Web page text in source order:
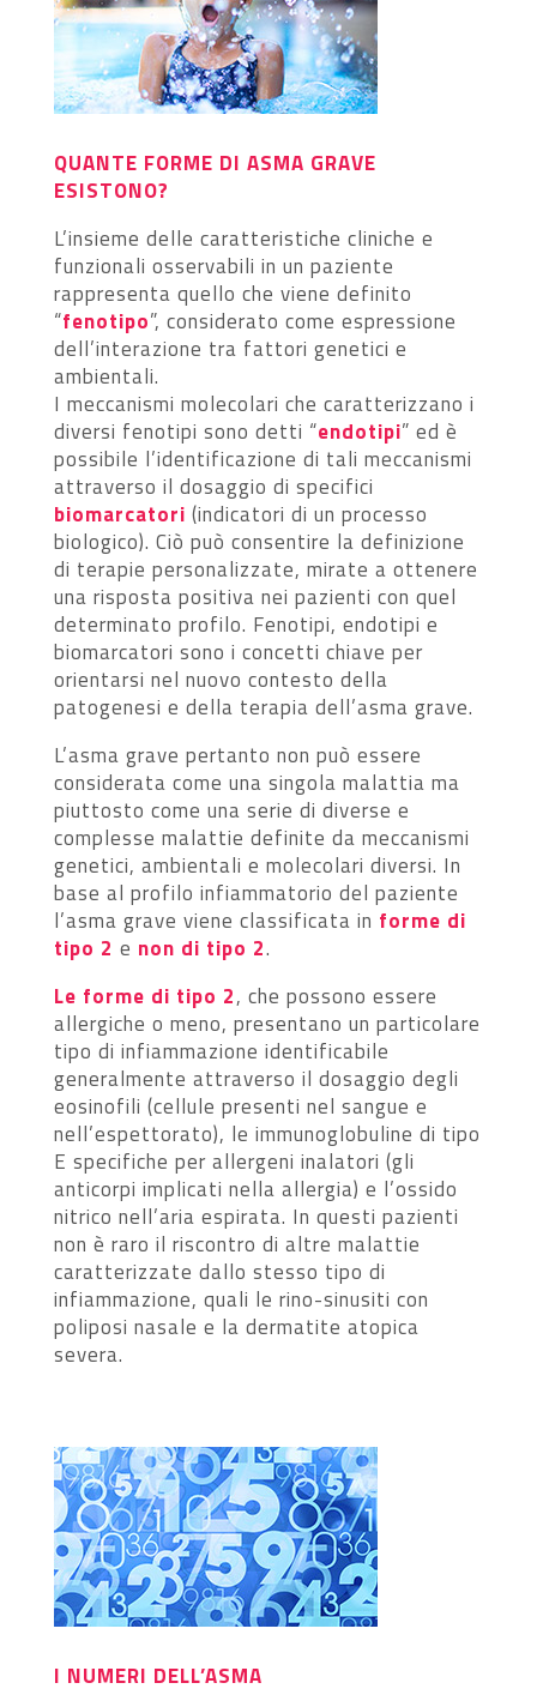
QUANTE FORME DI ASMA GRAVE
ESISTONO?
L’insieme delle caratteristiche cliniche e
funzionali osservabili in un paziente
rappresenta quello che viene definito
“fenotipo”, considerato come espressione
dell’interazione tra fattori genetici e
ambientali.
I meccanismi molecolari che caratterizzano i
diversi fenotipi sono detti “endotipi” ed è
possibile l’identificazione di tali meccanismi
attraverso il dosaggio di specifici
biomarcatori (indicatori di un processo
biologico). Ciò può consentire la definizione
di terapie personalizzate, mirate a ottenere
una risposta positiva nei pazienti con quel
determinato profilo. Fenotipi, endotipi e
biomarcatori sono i concetti chiave per
orientarsi nel nuovo contesto della
patogenesi e della terapia dell’asma grave.
L’asma grave pertanto non può essere
considerata come una singola malattia ma
piuttosto come una serie di diverse e
complesse malattie definite da meccanismi
genetici, ambientali e molecolari diversi. In
base al profilo infiammatorio del paziente
l’asma grave viene classificata in forme di
tipo 2 e non di tipo 2.
Le forme di tipo 2, che possono essere
allergiche o meno, presentano un particolare
tipo di infiammazione identificabile
generalmente attraverso il dosaggio degli
eosinofili (cellule presenti nel sangue e
nell’espettorato), le immunoglobuline di tipo
E specifiche per allergeni inalatori (gli
anticorpi implicati nella allergia) e l’ossido
nitrico nell’aria espirata. In questi pazienti
non è raro il riscontro di altre malattie
caratterizzate dallo stesso tipo di
infiammazione, quali le rino-sinusiti con
poliposi nasale e la dermatite atopica
severa.
I NUMERI DELL’ASMA